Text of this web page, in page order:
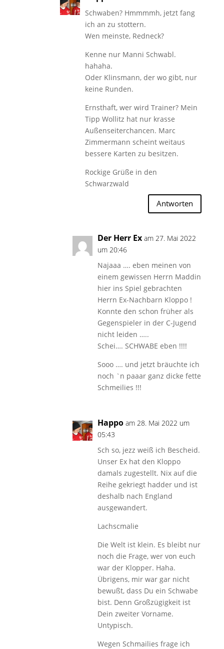
Schwaben? Hmmmmh, jetzt fang
ich an zu stottern.
Wen meinste, Redneck?
Kenne nur Manni Schwabl.
hahaha.
Oder Klinsmann, der wo gibt, nur
keine Runden.
Ernsthaft, wer wird Trainer? Mein
Tipp Wollitz hat nur krasse
Außenseiterchancen. Marc
Zimmermann scheint weitaus
bessere Karten zu besitzen.
Rockige Grüße in den
Schwarzwald
Antworten
Der Herr Ex am 27. Mai 2022
um 20:46
Najaaa …. eben meinen von
einem gewissen Herrn Maddin
hier ins Spiel gebrachten
Herrn Ex-Nachbarn Kloppo !
Konnte den schon früher als
Gegenspieler in der C-Jugend
nicht leiden …..
Schei…. SCHWABE eben !!!!
Sooo …. und jetzt bräuchte ich
noch `n paaar ganz dicke fette
Schmeilies !!!
Happo am 28. Mai 2022 um
05:43
Sch so, jezz weiß ich Bescheid.
Unser Ex hat den Kloppo
damals zugestellt. Nix auf die
Reihe gekriegt hadder und ist
deshalb nach England
ausgewandert.
Lachscmalie
Die Welt ist klein. Es bleibt nur
noch die Frage, wer von euch
war der Klopper. Haha.
Übrigens, mir war gar nicht
bewußt, dass Du ein Schwabe
bist. Denn Großzügigkeit ist
Dein zweiter Vorname.
Untypisch.
Wegen Schmailies frage ich